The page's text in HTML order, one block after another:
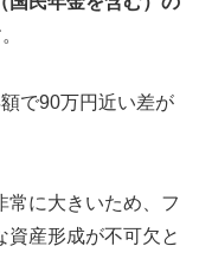
で90万円近い差が
常に大きいため、フ
資産形成が不可欠と